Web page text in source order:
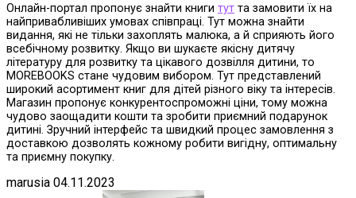
Онлайн-портал пропонує знайти книги тут та замовити їх на
найпривабливіших умовах співпраці. Тут можна знайти
видання, які не тільки захоплять малюка, а й сприяють його
всебічному розвитку. Якщо ви шукаєте якісну дитячу
літературу для розвитку та цікавого дозвілля дитини, то
MOREBOOKS стане чудовим вибором. Тут представлений
широкий асортимент книг для дітей різного віку та інтересів.
Магазин пропонує конкурентоспроможні ціни, тому можна
чудово заощадити кошти та зробити приємний подарунок
дитині. Зручний інтерфейс та швидкий процес замовлення з
доставкою дозволять кожному робити вигідну, оптимальну
та приємну покупку.
marusia 04.11.2023